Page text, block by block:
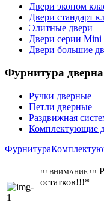
Двери эконом
Двери стандарт
Элитные двери
Двери серии Mini
Двери большие
Фурнитура
Ручки дверные
Петли дверные
Раздвижная
Комплектующие
Фурнитура
!!! ВНИМАНИЕ !!!
остатков!!!*